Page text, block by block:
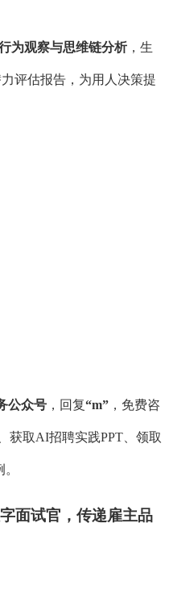
为观察与思维链分析 ，生
评估报告，为用人决策提
公众号 ，回复“m” ，免费咨
获取AI招聘实践PPT、领取
面试官，传递雇主品